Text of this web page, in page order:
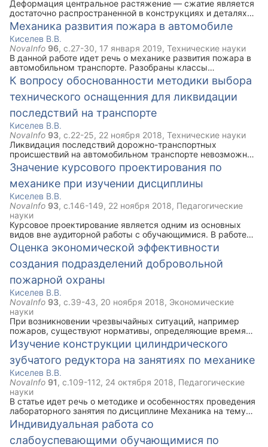
Деформация центральное растяжение — сжатие является
достаточно распространенной в конструкциях и деталях
машин, поэтому навыки определения прочности элементов
конструкций для последующей оценки их прочности
является важной задачей. В статье идет речь об основных
аспектах развития навыков оценки прочности при
центральном растяжении — сжатии.
Механика развития пожара в автомобиле
Киселев В.В.
NovaInfo 96, с.27-30, 17 января 2019, Технические науки
В данной работе идет речь о механике развития пожара в
автомобильном транспорте. Разобраны классы
автомобилей, приведены основные источники зажигания,
указаны некоторые особенности автомобилей
отечественного и иностранного производств.
К вопросу обоснованности методики выбора
технического оснащенния для ликвидации
последствий на транспорте
Киселев В.В.
NovaInfo 93, с.22-25, 22 ноября 2018, Технические науки
Ликвидация последствий дорожно-транспортных
происшествий на автомобильном транспорте невозможна
без современного технического оснащения пожарно-
спасательных подразделений различным оборудованием.
В статье описывается методика выбора необходимого
оборудования для проведения спасательных операций на
транспорте.
Значение курсового проектирования по
механике при изучении дисциплины
Киселев В.В.
NovaInfo 93, с.146-149, 22 ноября 2018, Педагогические
науки
Курсовое проектирование является одним из основных
видов вне аудиторной работы с обучающимися. В работе
приведены особенности курсового проектирования по
дисциплине Механика. Приводятся перечень компетенций,
реализуемых при курсовом проектировании.
Оценка экономической эффективности
создания подразделений добровольной
пожарной охраны
Киселев В.В.
NovaInfo 93, с.39-43, 20 ноября 2018, Экономические
науки
При возникновении чрезвычайных ситуаций, например
пожаров, существуют нормативы, определяющие время
прибытия пожарных подразделений к месту вызова.
Иногда, в силу объективных обстоятельств, это время не
выдерживается. В работе приводятся доводы об
экономической эффективности создания подразделений
добровольной пожарной охраны.
Изучение конструкции цилиндрического
зубчатого редуктора на занятиях по механике
Киселев В.В.
NovaInfo 91 , с.109-112, 24 октября 2018, Педагогические
науки
В статье идет речь о методике и особенностях проведения
лабораторного занятия по дисциплине Механика на тему
"Изучение конструкции зубчатого цилиндрического
редуктора". Приведены аргументы в пользу проведения
лабораторных занятий по разделу Детали машин.
Индивидуальная работа со
слабоуспевающими обучающимися по